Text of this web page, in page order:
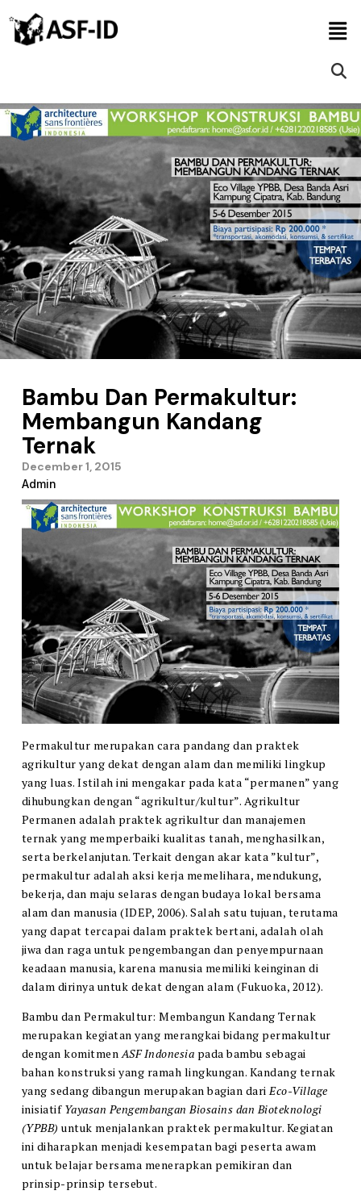
Bambu Dan Permakultur:
Membangun Kandang
Ternak
December 1, 2015
Admin
Permakultur merupakan cara pandang dan praktek
agrikultur yang dekat dengan alam dan memiliki lingkup
yang luas. Istilah ini mengakar pada kata “permanen” yang
dihubungkan dengan “agrikultur/kultur”. Agrikultur
Permanen adalah praktek agrikultur dan manajemen
ternak yang memperbaiki kualitas tanah, menghasilkan,
serta berkelanjutan. Terkait dengan akar kata ”kultur”,
permakultur adalah aksi kerja memelihara, mendukung,
bekerja, dan maju selaras dengan budaya lokal bersama
alam dan manusia (IDEP, 2006). Salah satu tujuan, terutama
yang dapat tercapai dalam praktek bertani, adalah olah
jiwa dan raga untuk pengembangan dan penyempurnaan
keadaan manusia, karena manusia memiliki keinginan di
dalam dirinya untuk dekat dengan alam (Fukuoka, 2012).
Bambu dan Permakultur: Membangun Kandang Ternak
merupakan kegiatan yang merangkai bidang permakultur
dengan komitmenASF Indonesia pada bambu sebagai
bahan konstruksi yang ramah lingkungan. Kandang ternak
yang sedang dibangun merupakan bagian dariEco-Village
inisiatif Yayasan Pengembangan Biosains dan Bioteknologi
(YPBB) untuk menjalankan praktek permakultur. Kegiatan
ini diharapkan menjadi kesempatan bagi peserta awam
untuk belajar bersama menerapkan pemikiran dan
prinsip-prinsip tersebut.